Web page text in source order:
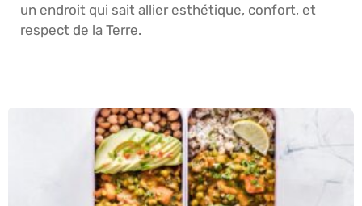
un endroit qui sait allier esthétique, confort, et
respect de la Terre.